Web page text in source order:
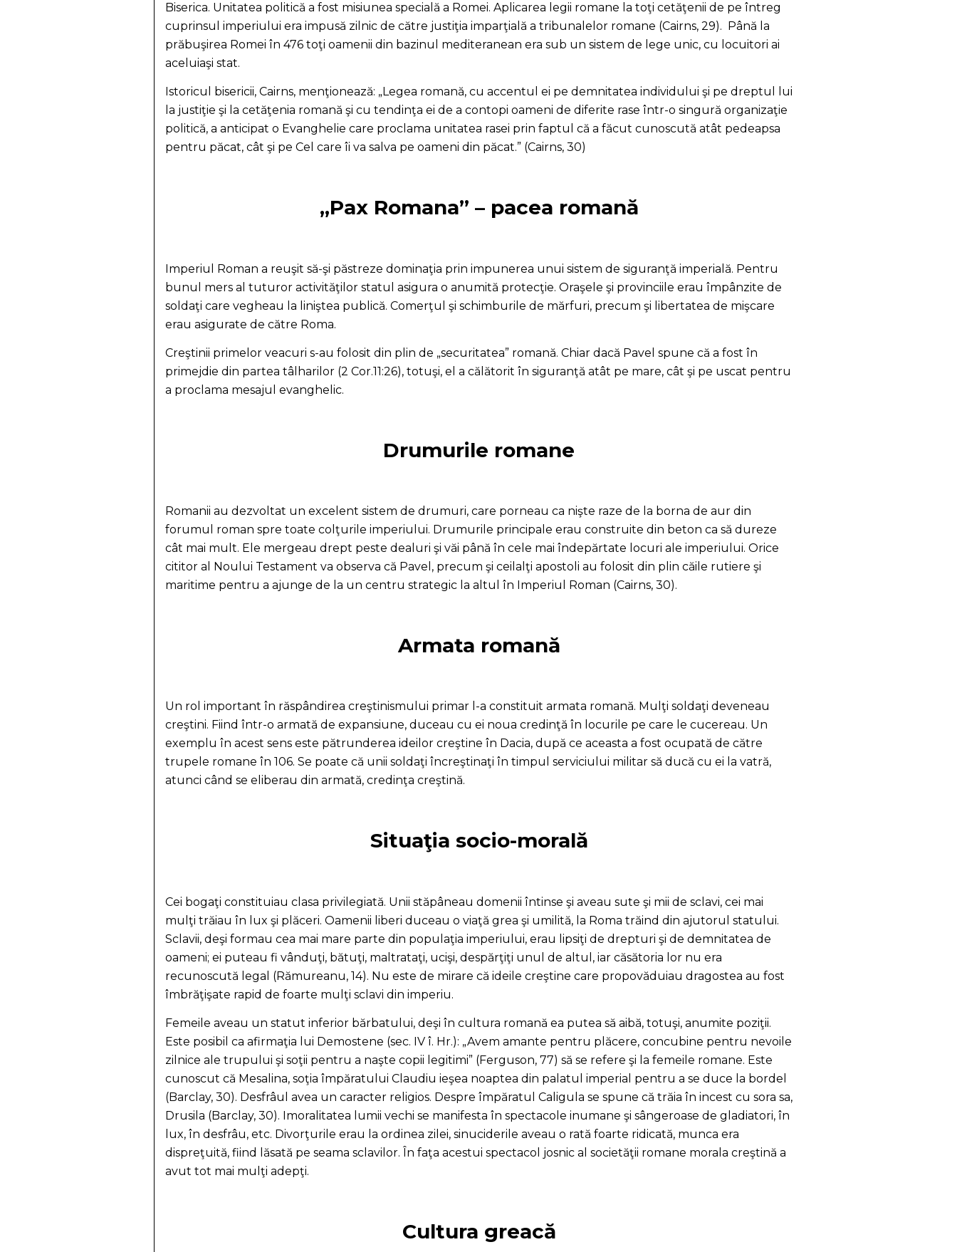
Biserica. Unitatea politică a fost misiunea specială a Romei. Aplicarea legii romane la toţi cetăţenii de pe întreg
cuprinsul imperiului era impusă zilnic de către justiţia imparţială a tribunalelor romane (Cairns, 29). Până la
prăbuşirea Romei în 476 toţi oamenii din bazinul mediteranean era sub un sistem de lege unic, cu locuitori ai
aceluiaşi stat.
Istoricul bisericii, Cairns, menţionează: „Legea romană, cu accentul ei pe demnitatea individului şi pe dreptul lui
la justiţie şi la cetăţenia romană şi cu tendinţa ei de a contopi oameni de diferite rase într-o singură organizaţie
politică, a anticipat o Evanghelie care proclama unitatea rasei prin faptul că a făcut cunoscută atât pedeapsa
pentru păcat, cât şi pe Cel care îi va salva pe oameni din păcat.” (Cairns, 30)
„Pax Romana” – pacea romană
Imperiul Roman a reuşit să-şi păstreze dominaţia prin impunerea unui sistem de siguranţă imperială. Pentru
bunul mers al tuturor activităţilor statul asigura o anumită protecţie. Oraşele şi provinciile erau împânzite de
soldaţi care vegheau la liniştea publică. Comerţul şi schimburile de mărfuri, precum şi libertatea de mişcare
erau asigurate de către Roma.
Creştinii primelor veacuri s-au folosit din plin de „securitatea” romană. Chiar dacă Pavel spune că a fost în
primejdie din partea tâlharilor (2 Cor.11:26), totuşi, el a călătorit în siguranţă atât pe mare, cât şi pe uscat pentru
a proclama mesajul evanghelic.
Drumurile romane
Romanii au dezvoltat un excelent sistem de drumuri, care porneau ca nişte raze de la borna de aur din
forumul roman spre toate colţurile imperiului. Drumurile principale erau construite din beton ca să dureze
cât mai mult. Ele mergeau drept peste dealuri şi văi până în cele mai îndepărtate locuri ale imperiului. Orice
cititor al Noului Testament va observa că Pavel, precum şi ceilalţi apostoli au folosit din plin căile rutiere şi
maritime pentru a ajunge de la un centru strategic la altul în Imperiul Roman (Cairns, 30).
Armata romană
Un rol important în răspândirea creştinismului primar l-a constituit armata romană. Mulţi soldaţi deveneau
creştini. Fiind într-o armată de expansiune, duceau cu ei noua credinţă în locurile pe care le cucereau. Un
exemplu în acest sens este pătrunderea ideilor creştine în Dacia, după ce aceasta a fost ocupată de către
trupele romane în 106. Se poate că unii soldaţi încreştinaţi în timpul serviciului militar să ducă cu ei la vatră,
atunci când se eliberau din armată, credinţa creştină.
Situaţia socio-morală
Cei bogaţi constituiau clasa privilegiată. Unii stăpâneau domenii întinse şi aveau sute şi mii de sclavi, cei mai
mulţi trăiau în lux şi plăceri. Oamenii liberi duceau o viaţă grea şi umilită, la Roma trăind din ajutorul statului.
Sclavii, deşi formau cea mai mare parte din populaţia imperiului, erau lipsiţi de drepturi şi de demnitatea de
oameni; ei puteau fi vânduţi, bătuţi, maltrataţi, ucişi, despărţiţi unul de altul, iar căsătoria lor nu era
recunoscută legal (Rămureanu, 14). Nu este de mirare că ideile creştine care propovăduiau dragostea au fost
îmbrăţişate rapid de foarte mulţi sclavi din imperiu.
Femeile aveau un statut inferior bărbatului, deşi în cultura romană ea putea să aibă, totuşi, anumite poziţii.
Este posibil ca afirmaţia lui Demostene (sec. IV î. Hr.): „Avem amante pentru plăcere, concubine pentru nevoile
zilnice ale trupului şi soţii pentru a naşte copii legitimi” (Ferguson, 77) să se refere şi la femeile romane. Este
cunoscut că Mesalina, soţia împăratului Claudiu ieşea noaptea din palatul imperial pentru a se duce la bordel
(Barclay, 30). Desfrâul avea un caracter religios. Despre împăratul Caligula se spune că trăia în incest cu sora sa,
Drusila (Barclay, 30). Imoralitatea lumii vechi se manifesta în spectacole inumane şi sângeroase de gladiatori, în
lux, în desfrâu, etc. Divorţurile erau la ordinea zilei, sinuciderile aveau o rată foarte ridicată, munca era
dispreţuită, fiind lăsată pe seama sclavilor. În faţa acestui spectacol josnic al societăţii romane morala creştină a
avut tot mai mulţi adepţi.
Cultura greacă